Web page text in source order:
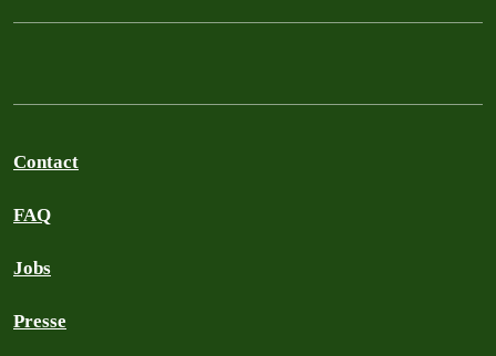
Contact
FAQ
Jobs
Presse